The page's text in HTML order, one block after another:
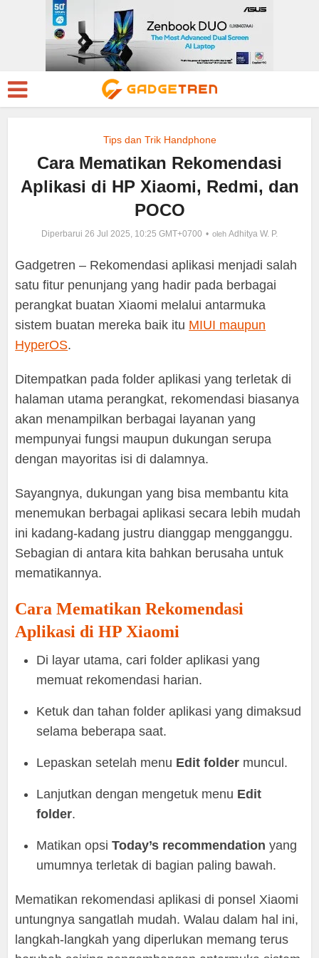
Tips dan Trik Handphone
Cara Mematikan Rekomendasi
Aplikasi di HP Xiaomi, Redmi, dan
POCO
Diperbarui 26 Jul 2025, 10:25 GMT+0700 oleh Adhitya W. P.
Gadgetren – Rekomendasi aplikasi menjadi salah
satu fitur penunjang yang hadir pada berbagai
perangkat buatan Xiaomi melalui antarmuka
sistem buatan mereka baik itu MIUI maupun
HyperOS.
Ditempatkan pada folder aplikasi yang terletak di
halaman utama perangkat, rekomendasi biasanya
akan menampilkan berbagai layanan yang
mempunyai fungsi maupun dukungan serupa
dengan mayoritas isi di dalamnya.
Sayangnya, dukungan yang bisa membantu kita
menemukan berbagai aplikasi secara lebih mudah
ini kadang-kadang justru dianggap mengganggu.
Sebagian di antara kita bahkan berusaha untuk
mematikannya.
Cara Mematikan Rekomendasi
Aplikasi di HP Xiaomi
Di layar utama, cari folder aplikasi yang
memuat rekomendasi harian.
Ketuk dan tahan folder aplikasi yang dimaksud
selama beberapa saat.
Lepaskan setelah menu Edit folder muncul.
Lanjutkan dengan mengetuk menu Edit
folder.
Matikan opsiToday’s recommendation yang
umumnya terletak di bagian paling bawah.
Mematikan rekomendasi aplikasi di ponsel Xiaomi
untungnya sangatlah mudah. Walau dalam hal ini,
langkah-langkah yang diperlukan memang terus